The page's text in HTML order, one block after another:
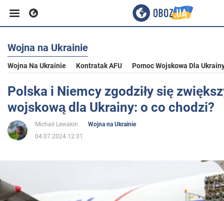
Biznes
Sport
Rozrywka
Polityka
Wojna na Ukrainie
Wojna Na Ukrainie Kontratak AFU Pomoc Wojskowa Dla
Polska i Niemcy zgodziły się
wojskową dla Ukrainy: o co chodzi?
Michaił Lewakin
Wojna na Ukrainie
04.07.2024 12:31